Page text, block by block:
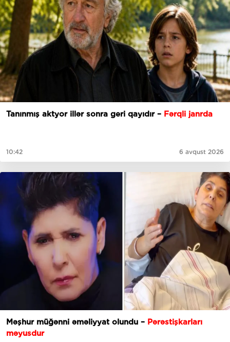
Tanınmış aktyor illər sonra geri qayıdır – Fərqli janrda
10:42 6 avqust 2026
Məşhur müğənni əməliyyat olundu – Pərəstişkarları
məyusdur